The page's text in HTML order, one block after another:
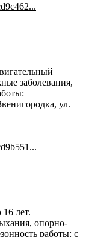
заболевания,
ул.
лет.
опорно-
работы: с